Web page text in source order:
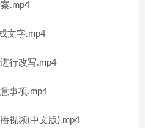
.mp4
文字.mp4
行改写.mp4
事项.mp4
视频(中文版).mp4